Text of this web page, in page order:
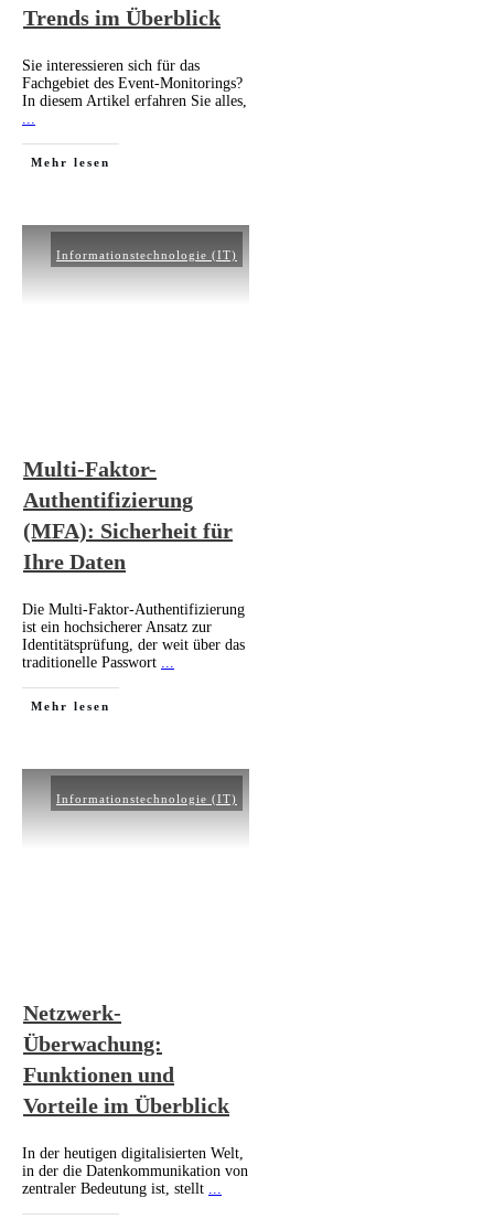
Trends im Überblick
Sie interessieren sich für das
Fachgebiet des Event-Monitorings?
In diesem Artikel erfahren Sie alles,
Mehr lesen
Informationstechnologie (IT)
Multi-Faktor-
Authentifizierung
(MFA): Sicherheit für
Ihre Daten
Die Multi-Faktor-Authentifizierung
ist ein hochsicherer Ansatz zur
Identitätsprüfung, der weit über das
traditionelle Passwort
Mehr lesen
Informationstechnologie (IT)
Netzwerk-
Überwachung:
Funktionen und
Vorteile im Überblick
In der heutigen digitalisierten Welt,
in der die Datenkommunikation von
zentraler Bedeutung ist, stellt